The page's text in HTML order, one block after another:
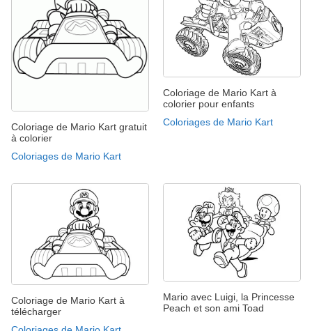
Coloriage de Mario Kart gratuit
à colorier
Coloriages de Mario Kart
Coloriage de Mario Kart à
colorier pour enfants
Coloriages de Mario Kart
Coloriage de Mario Kart à
télécharger
Mario avec Luigi, la Princesse
Peach et son ami Toad